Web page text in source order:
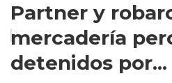
Partner y
mercadería
detenidos por...